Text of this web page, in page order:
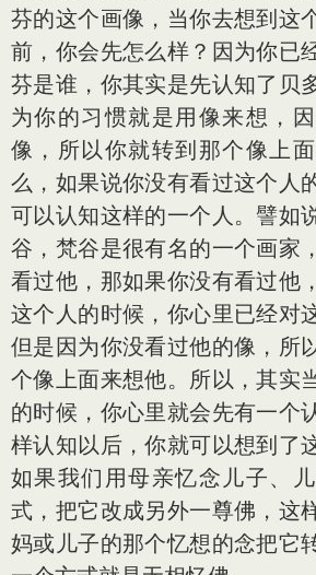
芬的这个画像，当你去想到这
前，你会先怎么样？因为你已
芬是谁，你其实是先认知了贝
为你的习惯就是用像来想，
像，所以你就转到那个像上
么，如果说你没有看过这个人
可以认知这样的一个人。譬如
谷，梵谷是很有名的一个画家
看过他，那如果你没有看过他
这个人的时候，你心里已经对
但是因为你没看过他的像，所
个像上面来想他。所以，其实
的时候，你心里就会先有一个
样认知以后，你就可以想到了
如果我们用母亲忆念儿子、
式，把它改成另外一尊佛，这
妈或儿子的那个忆想的念把它